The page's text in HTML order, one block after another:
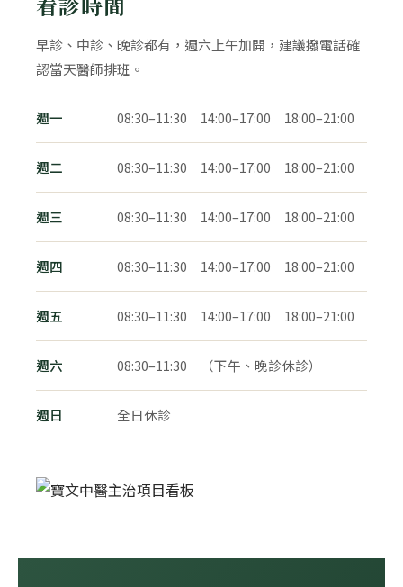
早診、中診、晚診都有，週六上午加開，建議撥電話確
認當天醫師排班。
週一 08:30–11:30 14:00–17:00 18:00–21:00
週二 08:30–11:30 14:00–17:00 18:00–21:00
週三 08:30–11:30 14:00–17:00 18:00–21:00
週四 08:30–11:30 14:00–17:00 18:00–21:00
週五 08:30–11:30 14:00–17:00 18:00–21:00
週六 08:30–11:30 （下午、晚診休診）
週日 全日休診